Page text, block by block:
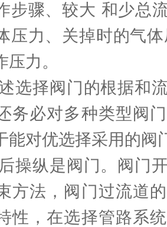
步骤、较大 和少总
压力、关掉时的气
力。
选择阀门的根据和
务必对多种类型阀
能对优选择采用的阀
操纵是阀门。阀门
方法，阀门过流道
性，在选择管路系